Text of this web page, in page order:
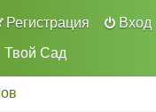
Вход
Регистрация
Твой Сад